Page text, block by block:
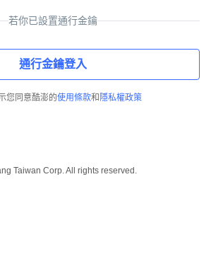
若你已設置通行金鑰
通行金鑰登入
您同意酷澎的使用條款和 隱私權政策
Taiwan Corp. All rights reserved.